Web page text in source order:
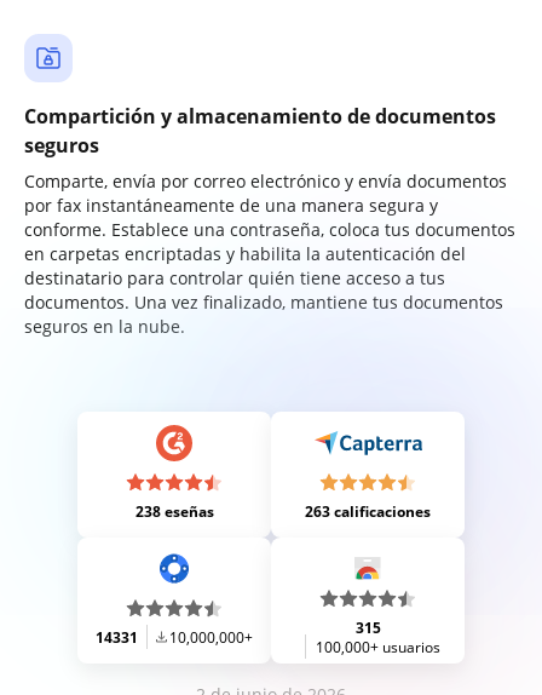
Compartición y almacenamiento de documentos
seguros
Comparte, envía por correo electrónico y envía documentos
por fax instantáneamente de una manera segura y
conforme. Establece una contraseña, coloca tus documentos
en carpetas encriptadas y habilita la autenticación del
destinatario para controlar quién tiene acceso a tus
documentos. Una vez finalizado, mantiene tus documentos
seguros en la nube.
238 eseñas 263 calificaciones
14331 10,000,000+
315
100,000+ usuarios